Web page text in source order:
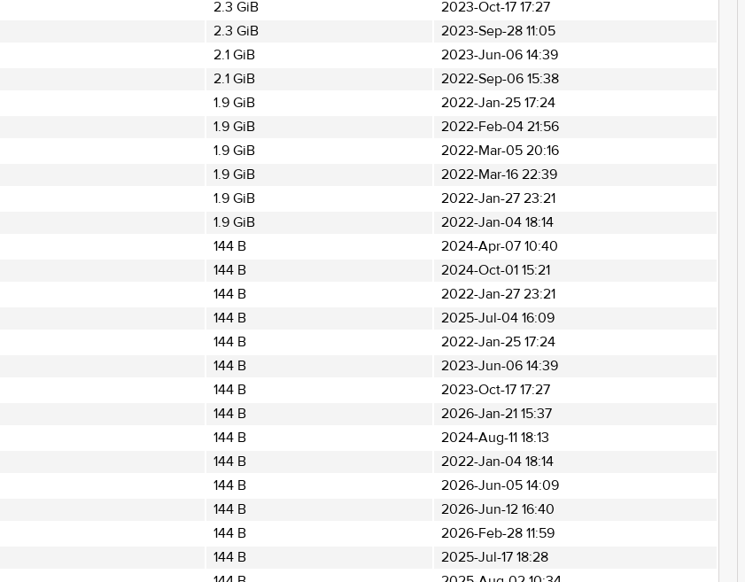
2.3 GiB
2023-Oct-17 17:27
2.3 GiB
2023-Sep-28 11:05
2.1 GiB
2023-Jun-06 14:39
2.1 GiB
2022-Sep-06 15:38
1.9 GiB
2022-Jan-25 17:24
1.9 GiB
2022-Feb-04 21:56
1.9 GiB
2022-Mar-05 20:16
1.9 GiB
2022-Mar-16 22:39
1.9 GiB
2022-Jan-27 23:21
1.9 GiB
2022-Jan-04 18:14
144 B
2024-Apr-07 10:40
144 B
2024-Oct-01 15:21
144 B
2022-Jan-27 23:21
144 B
2025-Jul-04 16:09
144 B
2022-Jan-25 17:24
144 B
2023-Jun-06 14:39
144 B
2023-Oct-17 17:27
144 B
2026-Jan-21 15:37
144 B
2024-Aug-11 18:13
144 B
2022-Jan-04 18:14
144 B
2026-Jun-05 14:09
144 B
2026-Jun-12 16:40
144 B
2026-Feb-28 11:59
144 B
2025-Jul-17 18:28